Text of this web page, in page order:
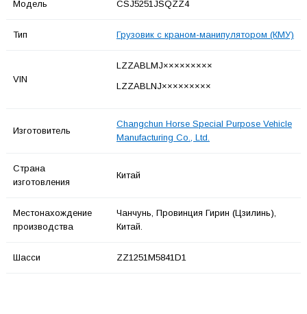
Модель CSJ5251JSQZZ4
Тип Грузовик с краном-манипулятором (КМУ)
VIN
LZZABLMJ×××××××××
LZZABLNJ×××××××××
Изготовитель
Changchun Horse Special Purpose Vehicle
Manufacturing Co., Ltd.
Страна
изготовления
Китай
Местонахождение
производства
Чанчунь, Провинция Гирин (Цзилинь),
Китай.
Шасси ZZ1251M5841D1